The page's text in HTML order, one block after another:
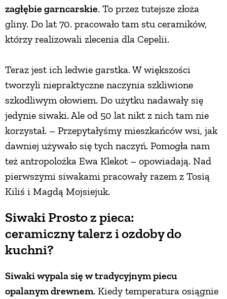
zagłębie garncarskie. To przez tutejsze złoża
gliny. Do lat 70. pracowało tam stu ceramików,
którzy realizowali zlecenia dla Cepelii.
Teraz jest ich ledwie garstka. W większości
tworzyli niepraktyczne naczynia szkliwione
szkodliwym ołowiem. Do użytku nadawały się
jedynie siwaki. Ale od 50 lat nikt z nich tam nie
korzystał. – Przepytałyśmy mieszkańców wsi, jak
dawniej używało się tych naczyń. Pomogła nam
też antropolożka Ewa Klekot – opowiadają. Nad
pierwszymi siwakami pracowały razem z Tosią
Kiliś i Magdą Mojsiejuk.
Siwaki Prosto z pieca:
ceramiczny talerz i ozdoby do
kuchni?
Siwaki wypala się w tradycyjnym piecu
opalanym drewnem. Kiedy temperatura osiągnie